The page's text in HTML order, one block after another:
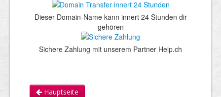
Dieser Domain-Name kann innert 24 Stunden dir
gehören
Sichere Zahlung mit unserem Partner Help.ch
Hauptseite